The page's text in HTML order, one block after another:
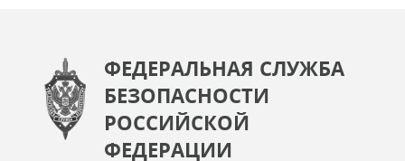
ФЕДЕРАЛЬНАЯ СЛУЖБА
БЕЗОПАСНОСТИ
РОССИЙСКОЙ
ФЕДЕРАЦИИ